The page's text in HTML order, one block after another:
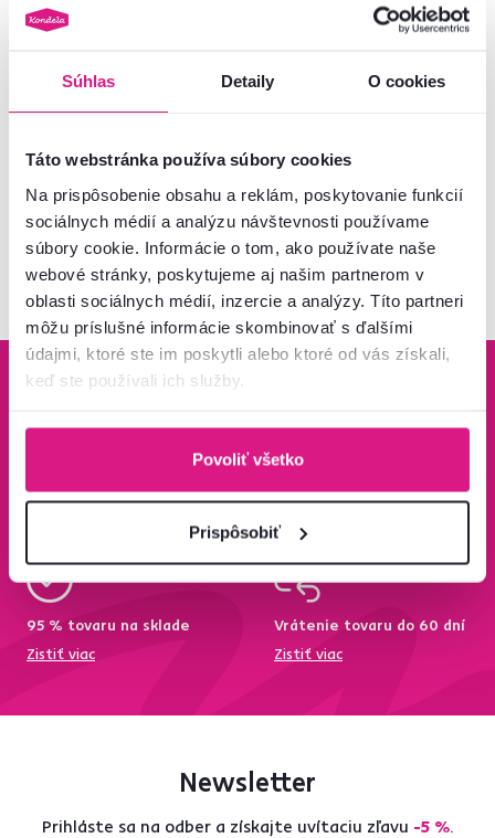
Súhlas Detaily O cookies
Táto webstránka používa súbory cookies
Na prispôsobenie obsahu a reklám, poskytovanie funkcií
sociálnych médií a analýzu návštevnosti používame
súbory cookie. Informácie o tom, ako používate naše
webové stránky, poskytujeme aj našim partnerom v
oblasti sociálnych médií, inzercie a analýzy. Títo partneri
môžu príslušné informácie skombinovať s ďalšími
údajmi, ktoré ste im poskytli alebo ktoré od vás získali,
keď ste používali ich služby.
Povoliť všetko
Prispôsobiť
TEDY TYP T20
295 €
Pozreli ste5 produktov z5
Doprava od 199 €
95 % tovaru na sklade
Zistiť viac
Vrátenie tovaru do 60 dní
Zistiť viac
Newsletter
Prihláste sa na odber a získajte uvítaciu zľavu -5 %.